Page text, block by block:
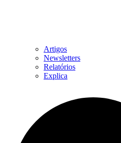
Artigos
Newsletters
Relatórios
Explica